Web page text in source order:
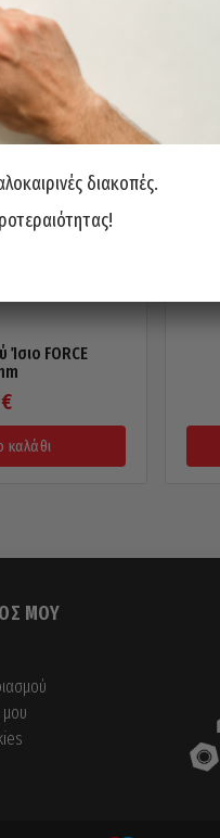
FORCE
€
ΜΟΥ
μου
διακοπές.